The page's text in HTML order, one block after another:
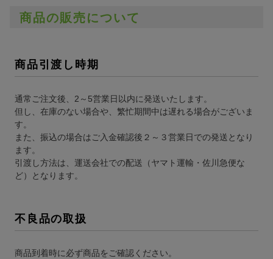
商品の販売について
商品引渡し時期
通常ご注文後、2～5営業日以内に発送いたします。
但し、在庫のない場合や、繁忙期間中は遅れる場合がございま
す。
また、振込の場合はご入金確認後２～３営業日での発送となり
ます。
引渡し方法は、運送会社での配送（ヤマト運輸・佐川急便な
ど）となります。
不良品の取扱
商品到着時に必ず商品をご確認ください。